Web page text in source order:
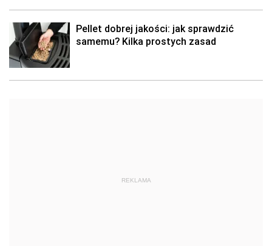
Pellet dobrej jakości: jak sprawdzić
samemu? Kilka prostych zasad
REKLAMA